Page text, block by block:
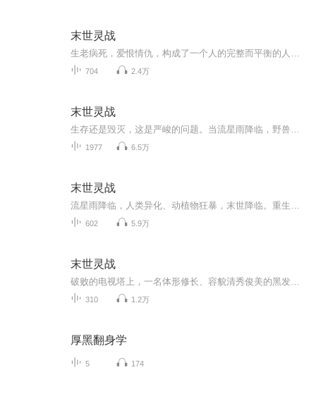
末世灵战
704 2.4万
末世灵战
1977 6.5万
末世灵战
602 5.9万
末世灵战
310 1.2万
厚黑翻身学
5 174